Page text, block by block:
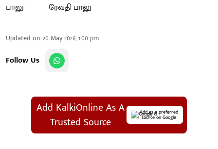
ரேவதி பாலு
Updated on:20 May 2026, 1:00 pm
Follow Us
Add KalkiOnline As A
Trusted Source
Add as a preferred
source on Google